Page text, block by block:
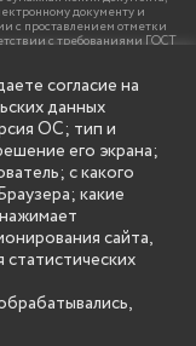
документу и
с проставлением отметки
с требованиями ГОСТ
на нашем сайте
только для ознакомления.
на обозначение
не несут ответственности
запрещенных Уголовным
с указанными
Иначе вы должны
на сайте, взяты с
правообладателем
не хотели бы чтобы данная
то мы будем рады
Для этого достаточно,
E-mail официального
согласие на
данных
ОС; тип и
его экрана;
с какого
какие
сайта,